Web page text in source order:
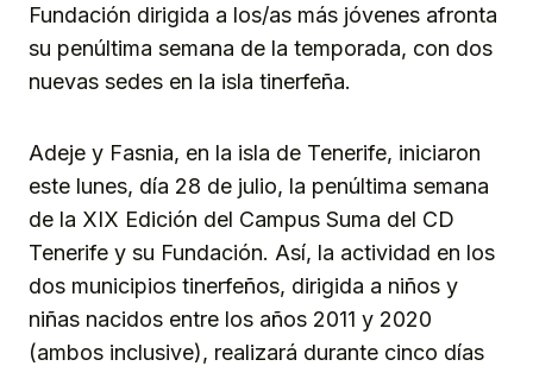
Fundación dirigida a los/as más jóvenes afronta
su penúltima semana de la temporada, con dos
nuevas sedes en la isla tinerfeña.
Adeje y Fasnia, en la isla de Tenerife, iniciaron
este lunes, día 28 de julio, la penúltima semana
de la XIX Edición del Campus Suma del CD
Tenerife y su Fundación. Así, la actividad en los
dos municipios tinerfeños, dirigida a niños y
niñas nacidos entre los años 2011 y 2020
(ambos inclusive), realizará durante cinco días